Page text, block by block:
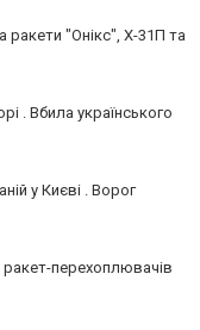
ракети "Онікс", Х-31П та
. Вбила українського
у Києві . Ворог
перехоплювачів